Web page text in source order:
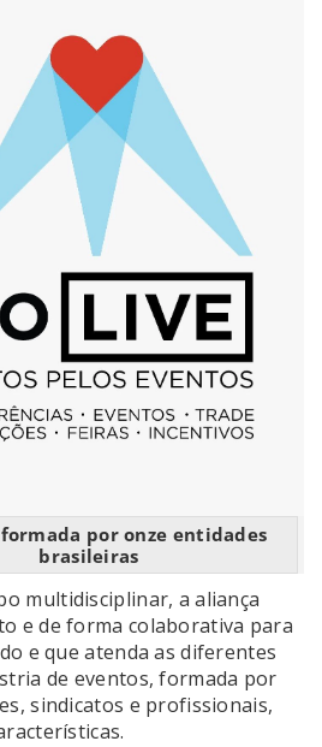
formada por onze entidades
brasileiras
multidisciplinar, a aliança
e de forma colaborativa para
e que atenda as diferentes
de eventos, formada por
sindicatos e profissionais,